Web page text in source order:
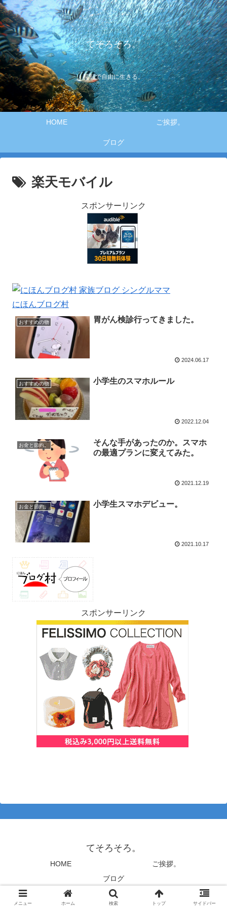
てそろそろ。
笑顔で自由に生きる。
HOME ご挨拶。
ブログ
楽天モバイル
スポンサーリンク
にほんブログ村
おすすめの物 胃がん検診行ってきました。
2024.06.17
おすすめの物 小学生のスマホルール
2022.12.04
お金と節約。
そんな手があったのか。スマホ
の最適プランに変えてみた。
2021.12.19
お金と節約。 小学生スマホデビュー。
2021.10.17
スポンサーリンク
てそろそろ。
HOME
ご挨拶。
ブログ
© 2021 てそろそろ。.
メニュー ホーム 検索 トップ サイドバー